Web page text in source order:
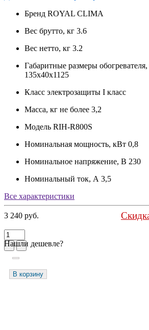
Бренд ROYAL CLIMA
Вес брутто, кг 3.6
Вес нетто, кг 3.2
Габаритные размеры
135x40x1125
Класс электрозащиты I класс
Масса, кг не более 3,2
Модель RIH-R800S
Номинальная мощность, кВт 0,8
Номинальное напряжение, В 230
Номинальный ток, А 3,5
Все характеристики
3 240 руб.
Нашли дешевле?
В корзину